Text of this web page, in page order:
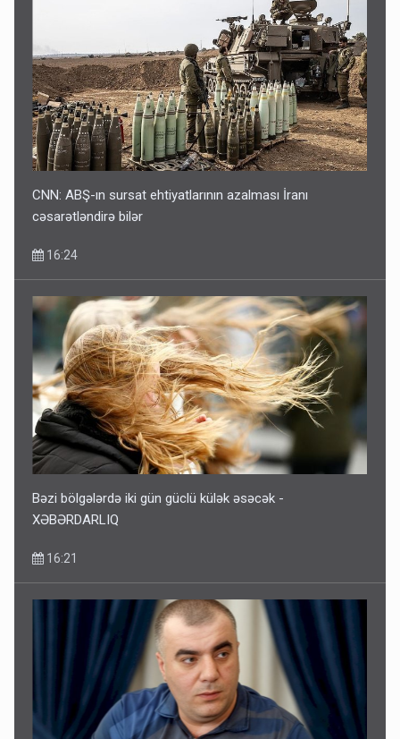
CNN: ABŞ-ın sursat ehtiyatlarının azalması İranı
cəsarətləndirə bilər
16:24
Bəzi bölgələrdə iki gün güclü külək əsəcək -
XƏBƏRDARLIQ
16:21